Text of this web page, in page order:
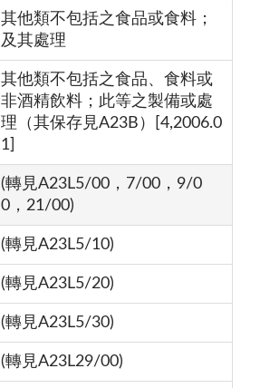
其他類不包括之食品或食料；
及其處理
其他類不包括之食品、食料或
非酒精飲料；此等之製備或處
理（其保存見A23B）[4,2006.0
1]
(轉見A23L5/00，7/00，9/0
0，21/00)
(轉見A23L5/10)
(轉見A23L5/20)
(轉見A23L5/30)
(轉見A23L29/00)